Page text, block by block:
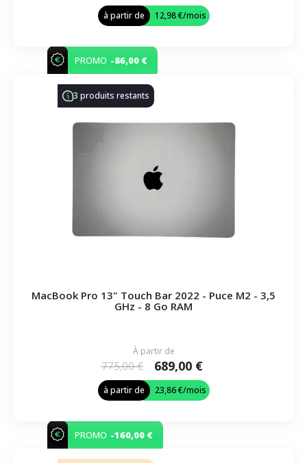
à partir de 12,98 €/mois
PROMO -86,00 €
3 produits restants
MacBook Pro 13" Touch Bar 2022 - Puce M2 - 3,5
GHz - 8 Go RAM
À partir de
775,00 € 689,00 €
à partir de 23,86 €/mois
PROMO -160,00 €